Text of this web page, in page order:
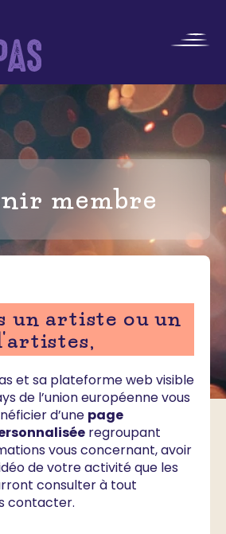
membre
un artiste ou un
et sa plateforme web visible
de l’union européenne vous
d’une page
regroupant
vous concernant, avoir
de votre activité que les
consulter à tout
contacter.